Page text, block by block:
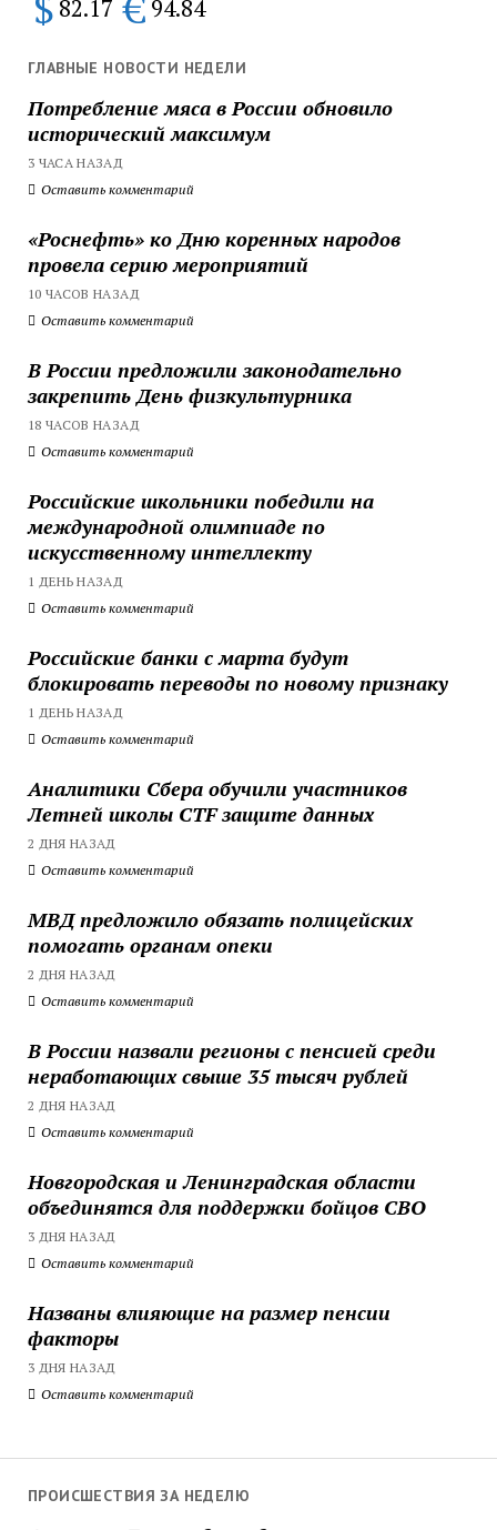
82.17 94.84
ГЛАВНЫЕ НОВОСТИ НЕДЕЛИ
Потребление мяса в России обновило
исторический максимум
3 ЧАСА НАЗАД
Оставить комментарий
«Роснефть» ко Дню коренных народов
провела серию мероприятий
10 ЧАСОВ НАЗАД
Оставить комментарий
В России предложили законодательно
закрепить День физкультурника
18 ЧАСОВ НАЗАД
Оставить комментарий
Российские школьники победили на
международной олимпиаде по
искусственному интеллекту
1 ДЕНЬ НАЗАД
Оставить комментарий
Российские банки с марта будут
блокировать переводы по новому признаку
1 ДЕНЬ НАЗАД
Оставить комментарий
Аналитики Сбера обучили участников
Летней школы CTF защите данных
2 ДНЯ НАЗАД
Оставить комментарий
МВД предложило обязать полицейских
помогать органам опеки
2 ДНЯ НАЗАД
Оставить комментарий
В России назвали регионы с пенсией среди
неработающих свыше 35 тысяч рублей
2 ДНЯ НАЗАД
Оставить комментарий
Новгородская и Ленинградская области
объединятся для поддержки бойцов СВО
3 ДНЯ НАЗАД
Оставить комментарий
Названы влияющие на размер пенсии
факторы
3 ДНЯ НАЗАД
Оставить комментарий
ПРОИСШЕСТВИЯ ЗА НЕДЕЛЮ